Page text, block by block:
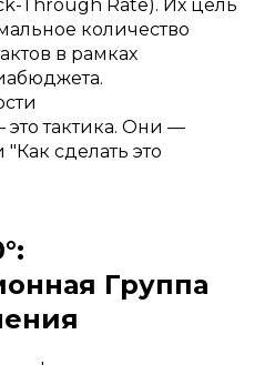
Through Rate). Их цель
количество
в рамках
тактика. Они —
сделать это
Группа